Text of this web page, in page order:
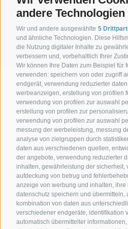
andere Technologien
Wir und andere ausgewählte 5
und ähnliche Technologien. Diese
die Nutzung digitaler Inhalte zu
verbessern und, vorbehaltlich Ihrer
Wir können Ihre Daten zum Beispiel für
verwenden: speichern von oder zugriff
endgerät, verwendung reduzierter
werbeanzeigen, erstellung von profilen
verwendung von profilen zur auswahl
erstellung von profilen zur
verwendung von profilen zur auswahl
messung der werbeleistung, messung
analyse von zielgruppen durch
daten aus verschiedenen quellen,
der angebote, verwendung reduzierter
inhalten, gewährleistung der sicherheit,
aufdeckung von betrug und
anzeige von werbung und inhalten,
datenschutz speichern und übermitteln,
kombination von daten aus
verschiedener endgeräte, identifikation
automatisch übermittelter
Georg Lun
WIFO-Direktor
Tel. 0471 945 708
I-39100 Bozen
Südtiroler Straße 60
T +39 0471 945 708
wifo@handelskammer.bz.it